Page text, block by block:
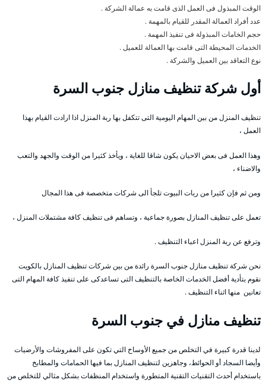
الوقت المبذول فى العمل الذى قامت به عمالة الشركة .
عدد أفراد العمالة المقدر للقيام بالمهمة .
حجم الخامات المبذولة فى تنفيذ المهمة .
الخدمات المحيطة التى قامت بها العمالة للعميل .
نوع التعاقد بين العميل والشركة .
أول شركة تنظيف منازل جنوب السرة
تنظيف المنزل من بين المهام اليومية التى تتكفل بها ربة المنزل اذا ارادت القيام بهذا
العمل ،
وهذا العمل فى بعض الاحيان يكون شاقا للغاية ، ويأخذ كثيرا من الوقت والجهد والتعب
والاضناء ،
ومن ثم فإن كثيرا من ربات البيوت تلجأ الى شركات متخصصة فى هذا المجال
تعمل على تنظيف المنازل بصورة جماعية ، وتساهم فى تنظيف كافة مشتملات المنزل ،
وترفع عن ربة المنزل اعباء التنظيف .
نحن شركة تنظيف منازل جنوب السرة رائدة من بين شركات تنظيف المنازل بالكويت
نقوم بتأدية أفضل الخدمات الخاصة بالتنظيف التى تساعدكى على تنفيذ كافة المهام التى
تعانين منها اثناء التنظيف .
تنظيف منازل في جنوب السرة
لدينا قدرة كبيرة في التخلص من جميع الأوساخ التي تكون على المفروشات والأرضيات
وأيضا السجاد أو الحوائط، وجاهزين لتنظيف المنازل بما فيها الحمامات والمطابخ
باستخدام أحدث التقنيات التقنية المتطورة واستخدام المنظفات بشكل مثالي للتخلص من